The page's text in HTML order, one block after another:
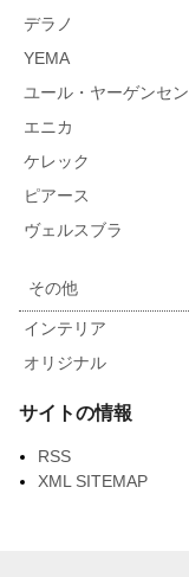
デラノ
YEMA
ユール・ヤーゲンセン
エニカ
ケレック
ピアース
ヴェルスブラ
その他
インテリア
オリジナル
サイトの情報
RSS
XML SITEMAP